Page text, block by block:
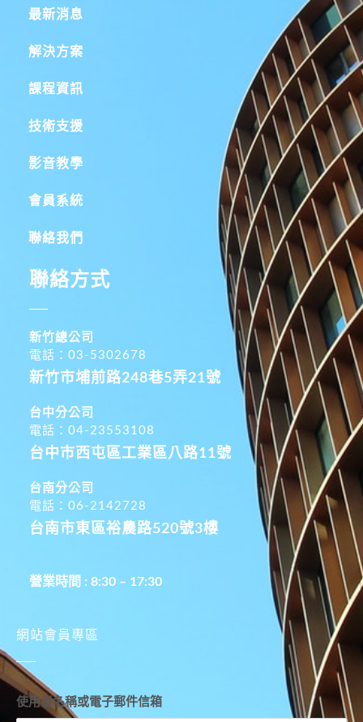
最新消息
解決方案
課程資訊
技術支援
影音教學
會員系統
聯絡我們
聯絡方式
新竹總公司
電話：03-5302678
新竹市埔前路248巷5弄21號
台中分公司
電話：04-23553108
台中市西屯區工業區八路11號
台南分公司
電話：06-2142728
台南市東區裕農路520號3樓
營業時間 : 8:30 – 17:30
網站會員專區
使用者名稱或電子郵件信箱